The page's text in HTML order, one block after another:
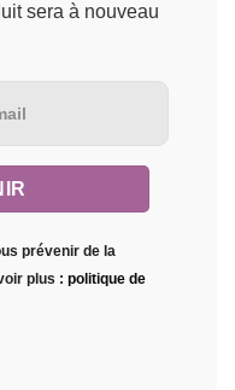
sera à nouveau
prévenir de la
plus : politique de